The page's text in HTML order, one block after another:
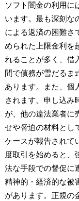
ソフト闇金の利用に
います。最も深刻な
による返済の困難さ
められた上限金利を
れることが多く、借
間で債務が雪だるま
あります。また、個
されます。申し込み
が、他の違法業者に
せや脅迫の材料とし
ケースが報告されて
度取引を始めると、
法な手段での督促に
精神的・経済的な被
があります。正規の